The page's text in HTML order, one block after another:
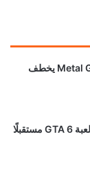
ريميك غير رسمي لـ Metal Gear Solid يخطف
هل تخطط Take-Two لتشغيل لعبة GTA 6 مستقبلًا